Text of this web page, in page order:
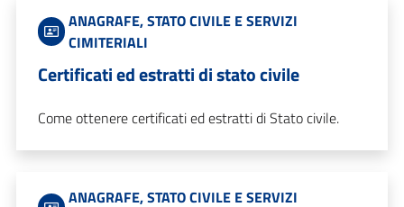
ANAGRAFE, STATO CIVILE E SERVIZI
CIMITERIALI
Certificati ed estratti di stato civile
Come ottenere certificati ed estratti di Stato civile.
ANAGRAFE, STATO CIVILE E SERVIZI